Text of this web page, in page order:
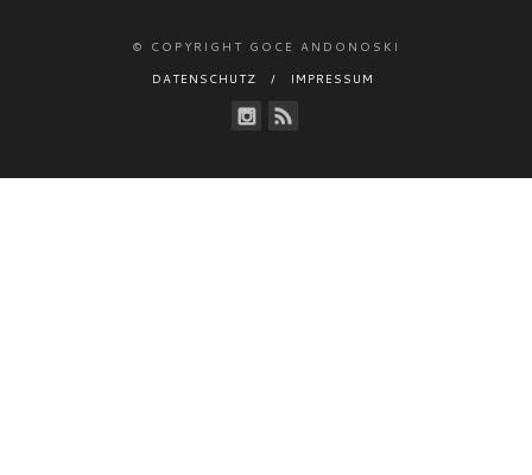
© COPYRIGHT GOCE ANDONOSKI
DATENSCHUTZ
IMPRESSUM